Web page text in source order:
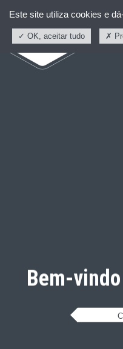
Bem-
Este site utiliza cookies e
OK, aceitar tudo